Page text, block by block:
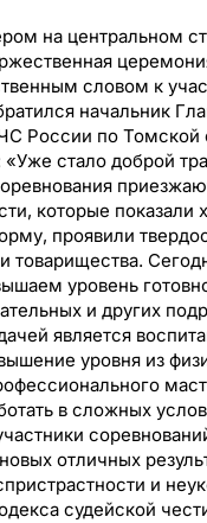
на центральном
словом к
начальник
России по Томской
стало доброй
которые показали
проявили
товарищества.
уровень
и других
является
уровня из
в сложных
отличных
и
судейской